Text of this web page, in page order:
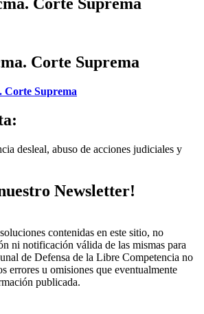
Corte Suprema
Corte Suprema
desleal, abuso de acciones judiciales y
Newsletter!
contenidas en este sitio, no
ni notificación válida de las mismas para
de Defensa de la Libre Competencia no
errores u omisiones que eventualmente
publicada.